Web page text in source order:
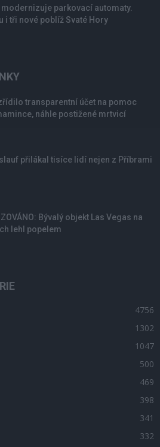
modernizuje parkovací automaty.
i tři nové poblíž Svaté Hory
zřídilo transparentní účet na pomoc
náhle postižené mrtvicí
přilákal tisíce lidí nejen z Příbrami
Bývalý objekt Las Vegas na
lehl popelem
4756
1302
1047
500
469
398
341
332